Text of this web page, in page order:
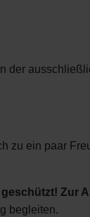
der
zu ein paar
Zur
begleiten.